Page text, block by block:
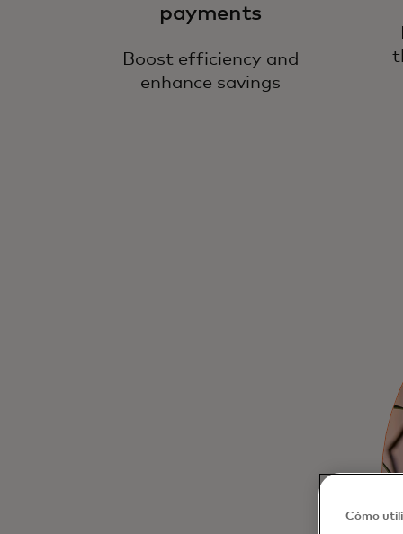
payments
Boost efficiency and
enhance savings
Cómo